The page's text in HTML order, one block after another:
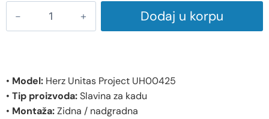
Dodaj u korpu
• Model: Herz Unitas Project UH00425
• Tip proizvoda:Slavina za kadu
• Montaža:Zidna / nadgradna